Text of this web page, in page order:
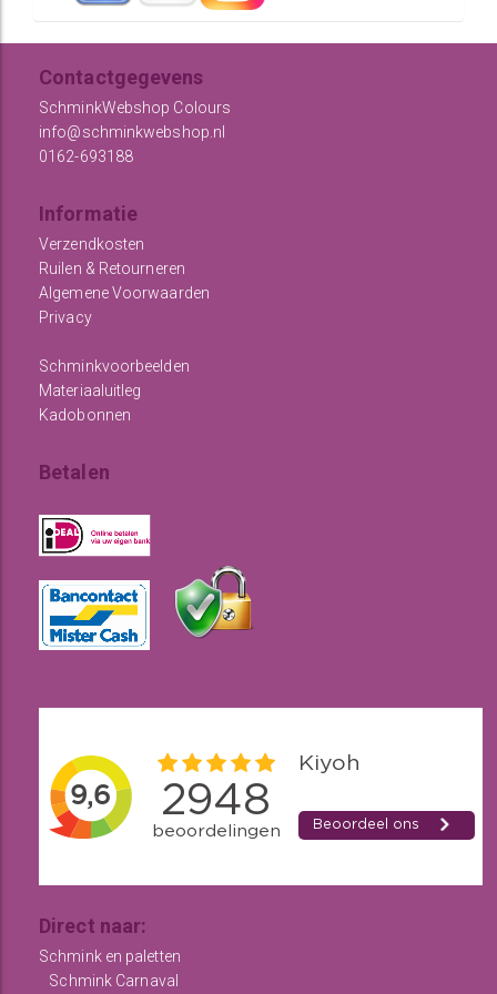
Contactgegevens
SchminkWebshop Colours
info@schminkwebshop.nl
0162-693188
Informatie
Verzendkosten
Ruilen & Retourneren
Algemene Voorwaarden
Privacy
Schminkvoorbeelden
Materiaaluitleg
Kadobonnen
Betalen
Direct naar:
Schmink en paletten
Schmink Carnaval